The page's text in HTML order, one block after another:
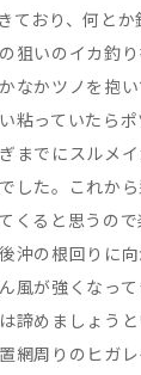
ており、何と
狙いのイカ釣
なかツノを抱
粘っていたら
までにスルメ
した。これか
くると思うの
沖の根回りに
風が強くなっ
諦めましょう
網周りのヒガ